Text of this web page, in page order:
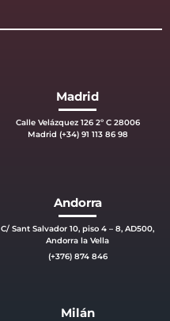
Madrid
Calle Velázquez 126 2º C 28006
Madrid (+34) 91 113 86 98
Andorra
C/ Sant Salvador 10, piso 4 – 8, AD500,
Andorra la Vella
(+376) 874 846
Milán